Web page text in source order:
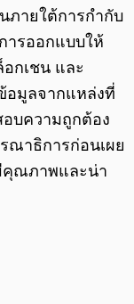
ภายใต้การกำกับ
ารออกแบบให้
กเชน และ
อมูลจากแหล่งที่
บความถูกต้อง
ณาธิการก่อนเผย
คุณภาพและน่า